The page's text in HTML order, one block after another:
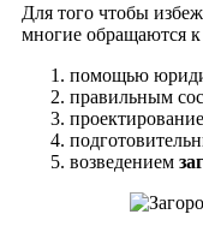
Для того чтобы
многие обращаются
помощью
правильным
возведением